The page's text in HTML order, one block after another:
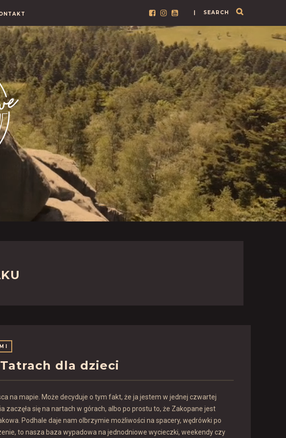
| SEARCH
dla dzieci
na mapie. Może decyduje o tym fakt, że ja jestem w jednej czwartej
zaczęła się na nartach w górach, albo po prostu to, że Zakopane jest
Podhale daje nam olbrzymie możliwości na spacery, wędrówki po
to nasza baza wypadowa na jednodniowe wycieczki, weekendy czy